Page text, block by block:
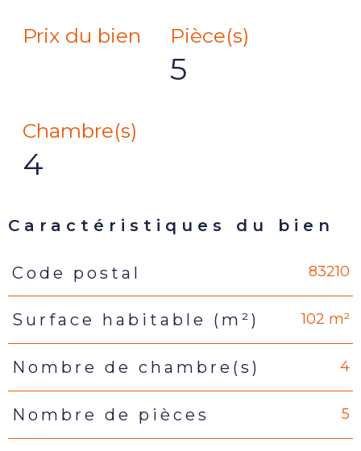
Prix du bien Pièce(s)
5
Chambre(s)
4
Caractéristiques du bien
Caractéristiques
Code postal 83210
Surface habitable (m²) 102 m²
Nombre de chambre(s) 4
Nombre de pièces 5